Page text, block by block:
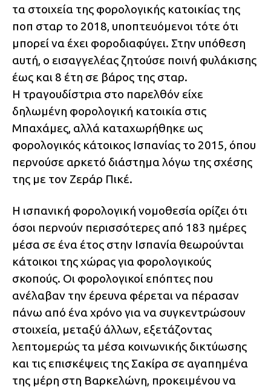
τα στοιχεία της φορολογικής κατοικίας της
ποπ σταρ το 2018, υποπτευόμενοι τότε ότι
μπορεί να έχει φοροδιαφύγει. Στην υπόθεση
αυτή, ο εισαγγελέας ζητούσε ποινή φυλάκισης
έως και 8 έτη σε βάρος της σταρ.
Η τραγουδίστρια στο παρελθόν είχε
δηλωμένη φορολογική κατοικία στις
Μπαχάμες, αλλά καταχωρήθηκε ως
φορολογικός κάτοικος Ισπανίας το 2015, όπου
περνούσε αρκετό διάστημα λόγω της σχέσης
της με τον Ζεράρ Πικέ.
Η ισπανική φορολογική νομοθεσία ορίζει ότι
όσοι περνούν περισσότερες από 183 ημέρες
μέσα σε ένα έτος στην Ισπανία θεωρούνται
κάτοικοι της χώρας για φορολογικούς
σκοπούς. Οι φορολογικοί επόπτες που
ανέλαβαν την έρευνα φέρεται να πέρασαν
πάνω από ένα χρόνο για να συγκεντρώσουν
στοιχεία, μεταξύ άλλων, εξετάζοντας
λεπτομερώς τα μέσα κοινωνικής δικτύωσης
και τις επισκέψεις της Σακίρα σε αγαπημένα
της μέρη στη Βαρκελώνη, προκειμένου να